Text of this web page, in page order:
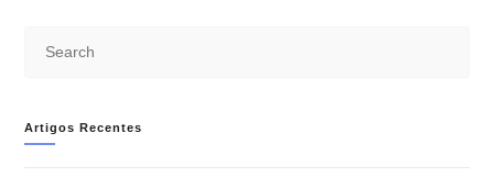
Artigos Recentes